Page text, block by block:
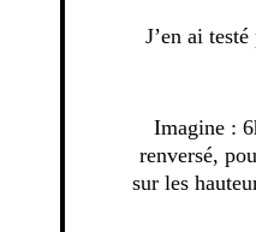
J’en ai
Imagine :
renversé,
sur les